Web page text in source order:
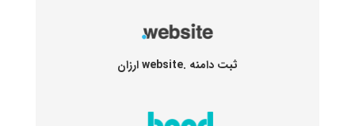
ثبت دامنه .website ارزان